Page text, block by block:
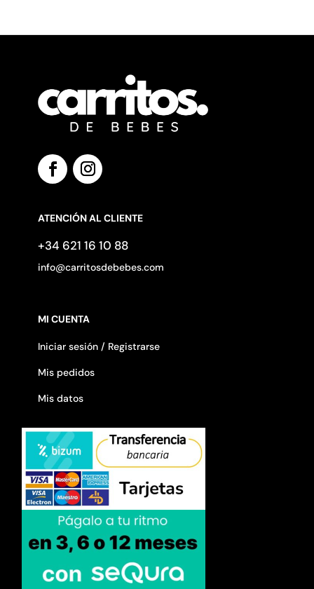
ATENCIÓN AL CLIENTE
+34 621 16 10 88
info@carritosdebebes.com
MI CUENTA
Iniciar sesión / Registrarse
Mis pedidos
Mis datos